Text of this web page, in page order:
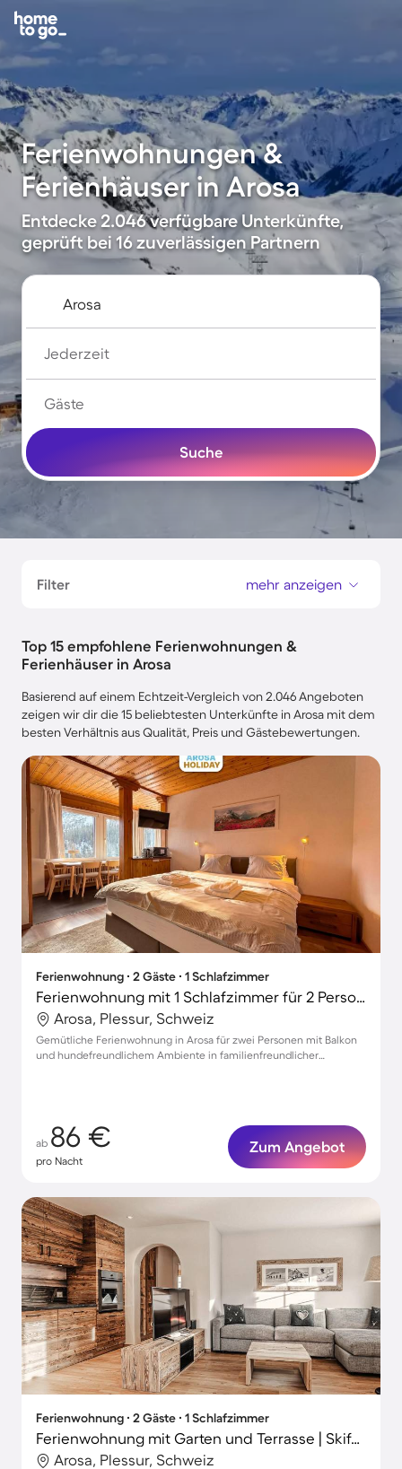
Ferienwohnungen &
Ferienhäuser in Arosa
Entdecke 2.046 verfügbare Unterkünfte,
geprüft bei 16 zuverlässigen Partnern
Jederzeit
Gäste
Suche
Filter mehr anzeigen
Top 15 empfohlene Ferienwohnungen &
Ferienhäuser in Arosa
Basierend auf einem Echtzeit-Vergleich von 2.046 Angeboten
zeigen wir dir die 15 beliebtesten Unterkünfte in Arosa mit dem
besten Verhältnis aus Qualität, Preis und Gästebewertungen.
Ferienwohnung ∙ 2 Gäste ∙ 1 Schlafzimmer
Ferienwohnung mit 1 Schlafzimmer für 2 Personen
Arosa, Plessur, Schweiz
Gemütliche Ferienwohnung in Arosa für zwei Personen mit Balkon
und hundefreundlichem Ambiente in familienfreundlicher
ab 86 €
pro Nacht
Zum Angebot
Ferienwohnung ∙ 2 Gäste ∙ 1 Schlafzimmer
Ferienwohnung mit Garten und Terrasse | Skifahren in der Nähe
Arosa, Plessur, Schweiz